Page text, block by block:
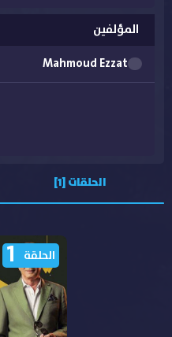
علي الطيب
محمود البزاوي
يوسف وهبي
المؤلفين
Mahmoud Ezzat
الحلقات [1]
الحلقة 1